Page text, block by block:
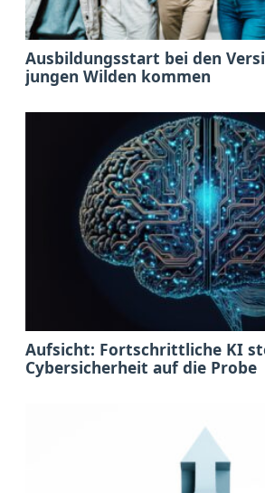
Ausbildungsstart bei den
jungen Wilden kommen
Aufsicht: Fortschrittliche KI
Cybersicherheit auf die Probe